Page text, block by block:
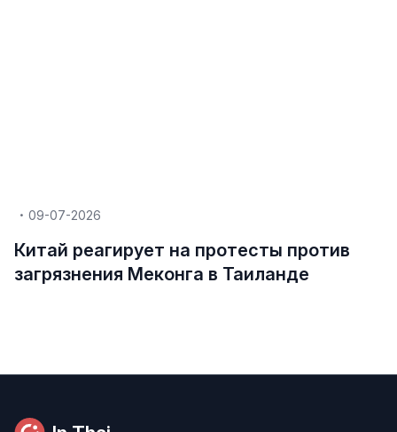
09-07-2026
Китай реагирует на протесты против
загрязнения Меконга в Таиланде